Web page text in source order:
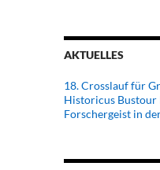
AKTUELLES
18. Crosslauf für
Historicus Bustour
Forschergeist in